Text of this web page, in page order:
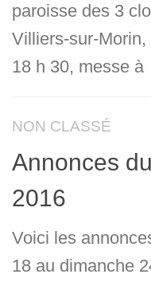
paroisse des 3
Villiers-sur-
18 h 30, messe
NON CLASSÉ
Annonces
2016
Voici les
18 au dimanche